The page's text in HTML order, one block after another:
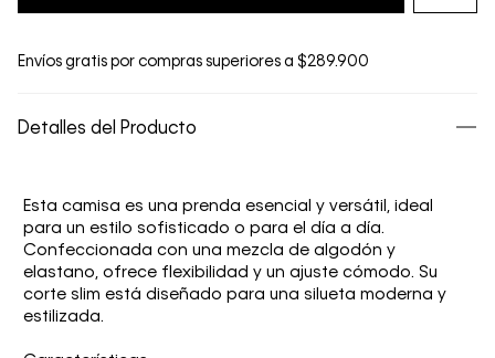
Envíos gratis por compras superiores a $289.900
Detalles del Producto
Esta camisa es una prenda esencial y versátil, ideal
para un estilo sofisticado o para el día a día.
Confeccionada con una mezcla de algodón y
elastano, ofrece flexibilidad y un ajuste cómodo. Su
corte slim está diseñado para una silueta moderna y
estilizada.